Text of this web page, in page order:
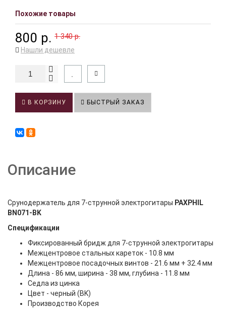
Похожие товары
800 р. 1 340 р.
Нашли дешевле
В КОРЗИНУ БЫСТРЫЙ ЗАКАЗ
Описание
Срунодержатель для 7-струнной электрогитары PAXPHIL
BN071-BK
Спецификации
Фиксированный бридж для 7-струнной электрогитары
Межцентровое стальных кареток - 10.8 мм
Межцентровое посадочных винтов - 21.6 мм + 32.4 мм
Длина - 86 мм, ширина - 38 мм, глубина - 11.8 мм
Седла из цинка
Цвет - черный (BK)
Производство Корея